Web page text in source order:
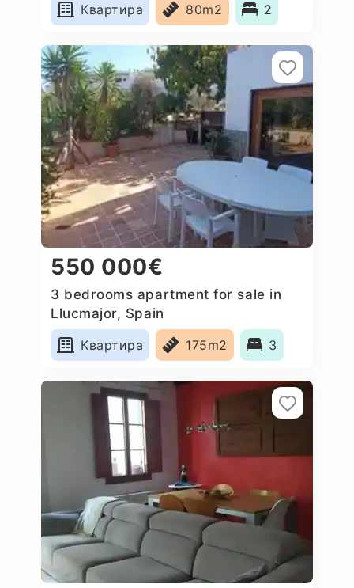
Квартира
80m2 2
550 000€
3 bedrooms apartment for sale in
Llucmajor, Spain
Квартира
175m2 3